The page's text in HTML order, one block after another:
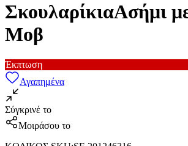
ΣκουλαρίκιαΑσήμι
Μοβ
Έκπτωση
Αγαπημένα
Σύγκρινέ το
Μοιράσου το